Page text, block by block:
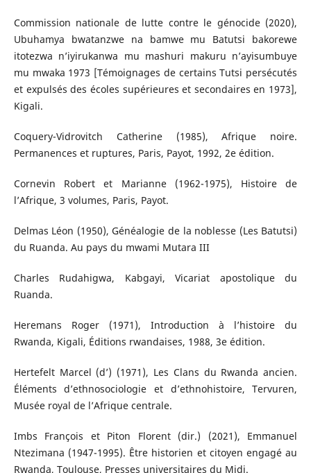
Commission nationale de lutte contre le génocide (2020),
Ubuhamya bwatanzwe na bamwe mu Batutsi bakorewe
itotezwa n’iyirukanwa mu mashuri makuru n’ayisumbuye
mu mwaka 1973 [Témoignages de certains Tutsi persécutés
et expulsés des écoles supérieures et secondaires en 1973],
Kigali.
Coquery-Vidrovitch Catherine (1985), Afrique noire.
Permanences et ruptures, Paris, Payot, 1992, 2e édition.
Cornevin Robert et Marianne (1962-1975), Histoire de
l’Afrique, 3 volumes, Paris, Payot.
Delmas Léon (1950), Généalogie de la noblesse (Les Batutsi)
du Ruanda. Au pays du mwami Mutara III
Charles Rudahigwa, Kabgayi, Vicariat apostolique du
Ruanda.
Heremans Roger (1971), Introduction à l’histoire du
Rwanda, Kigali, Éditions rwandaises, 1988, 3e édition.
Hertefelt Marcel (d’) (1971), Les Clans du Rwanda ancien.
Éléments d’ethnosociologie et d’ethnohistoire, Tervuren,
Musée royal de l’Afrique centrale.
Imbs François et Piton Florent (dir.) (2021), Emmanuel
Ntezimana (1947-1995). Être historien et citoyen engagé au
Rwanda, Toulouse, Presses universitaires du Midi.